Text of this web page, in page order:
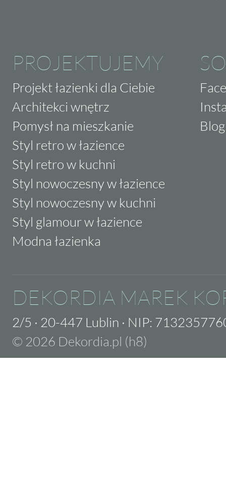
PROJEKTUJEMY
Projekt łazienki dla Ciebie
Architekci wnętrz
Pomysł na mieszkanie
Styl retro w łazience
Styl retro w kuchni
Styl nowoczesny w łazience
Styl nowoczesny w kuchni
Styl glamour w łazience
Modna łazienka
Blog
DEKORDIA MAREK
2/5 · 20-447 Lublin · NIP:
© 2026 Dekordia.pl (h8)